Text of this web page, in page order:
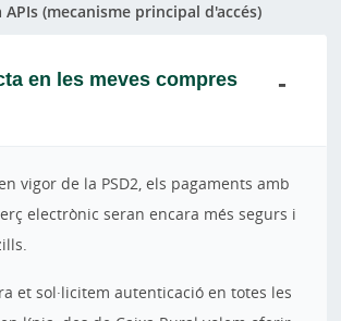
(mecanisme principal d'accés)
en les meves compres
vigor de la PSD2, els pagaments amb
electrònic seran encara més segurs i
et sol·licitem autenticació en totes les